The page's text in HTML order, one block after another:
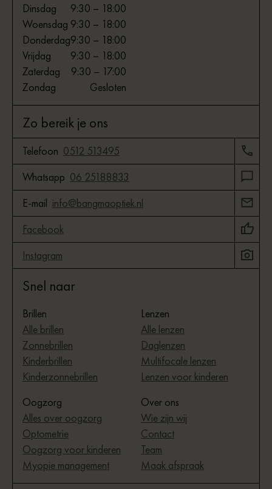
Dinsdag
9:30 – 18:00
Woensdag 9:30 – 18:00
Donderdag9:30 – 18:00
Vrijdag
9:30 – 18:00
Zaterdag
9:30 – 17:00
Zondag
Gesloten
Zo bereik je ons
Telefoon 0512 513495
Whatsapp 06 25188833
E-mail info@bangmaoptiek.nl
Facebook
Instagram
Snel naar
Brillen
Alle brillen
Zonnebrillen
Kinderbrillen
Kinderzonnebrillen
Lenzen
Alle lenzen
Daglenzen
Multifocale lenzen
Lenzen voor kinderen
Oogzorg
Alles over oogzorg
Optometrie
Oogzorg voor kinderen
Myopie management
Over ons
Wie zijn wij
Contact
Team
Maak afspraak